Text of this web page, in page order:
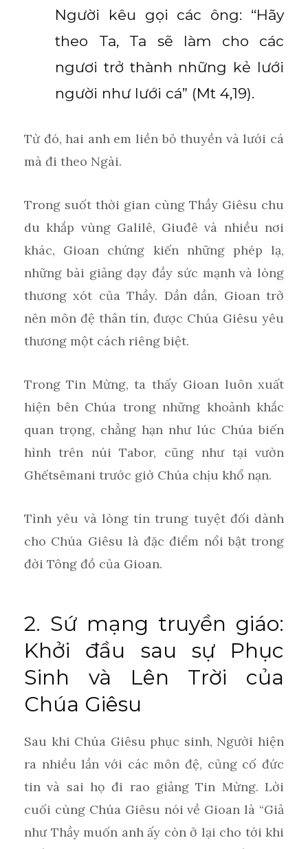
Người kêu gọi các ông: “Hãy
theo Ta, Ta sẽ làm cho các
ngươi trở thành những kẻ lưới
người như lưới cá” (Mt 4,19).
Từ đó, hai anh em liền bỏ thuyền và lưới cá
mà đi theo Ngài.
Trong suốt thời gian cùng Thầy Giêsu chu
du khắp vùng Galilê, Giuđê và nhiều nơi
khác, Gioan chứng kiến những phép lạ,
những bài giảng dạy đầy sức mạnh và lòng
thương xót của Thầy. Dần dần, Gioan trở
nên môn đệ thân tín, được Chúa Giêsu yêu
thương một cách riêng biệt.
Trong Tin Mừng, ta thấy Gioan luôn xuất
hiện bên Chúa trong những khoảnh khắc
quan trọng, chẳng hạn như lúc Chúa biến
hình trên núi Tabor, cũng như tại vườn
Ghếtsêmani trước giờ Chúa chịu khổ nạn.
Tình yêu và lòng tín trung tuyệt đối dành
cho Chúa Giêsu là đặc điểm nổi bật trong
đời Tông đồ của Gioan.
2. Sứ mạng truyền giáo:
Khởi đầu sau sự Phục
Sinh và Lên Trời của
Chúa Giêsu
Sau khi Chúa Giêsu phục sinh, Người hiện
ra nhiều lần với các môn đệ, củng cố đức
tin và sai họ đi rao giảng Tin Mừng. Lời
cuối cùng Chúa Giêsu nói về Gioan là “Giả
như Thầy muốn anh ấy còn ở lại cho tới khi